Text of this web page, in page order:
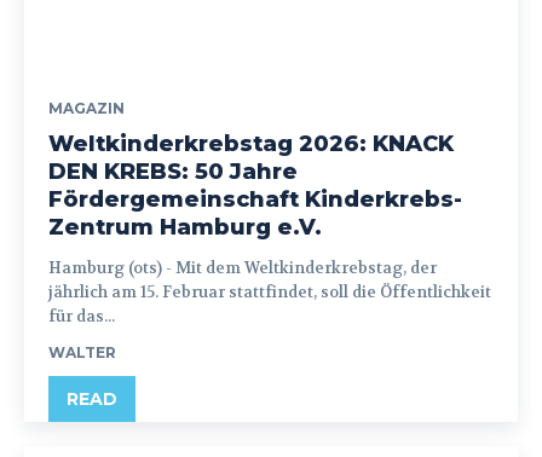
MAGAZIN
Weltkinderkrebstag 2026: KNACK
DEN KREBS: 50 Jahre
Fördergemeinschaft Kinderkrebs-
Zentrum Hamburg e.V.
Hamburg (ots) - Mit dem Weltkinderkrebstag, der
jährlich am 15. Februar stattfindet, soll die Öffentlichkeit
für das...
WALTER
READ